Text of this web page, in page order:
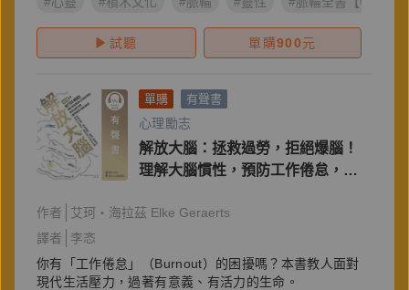
試聽 單購900元
單購 有聲書
心理勵志
解放大腦：拯救過勞，拒絕爆腦！
理解大腦慣性，預防工作倦怠，奪
作者
艾珂・海拉茲 Elke Geraerts
譯者
李忞
你有「工作倦怠」（Burnout）的困擾嗎？本書教人面對
現代生活壓力，過著有意義、有活力的生命。